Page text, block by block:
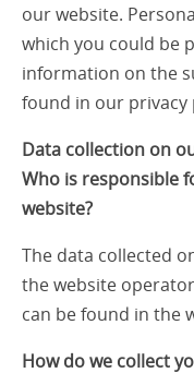
our website.
which you could be
information on the
found in our privacy
Data collection on
Who is responsible
website?
The data collected
the website
can be found in the
How do we collect